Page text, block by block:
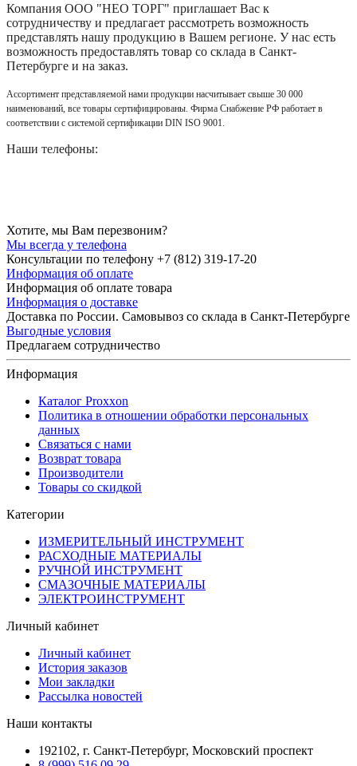
Компания ООО "НЕО ТОРГ" приглашает Вас к
сотрудничеству и предлагает рассмотреть возможность
представлять нашу продукцию в Вашем регионе. У нас есть
возможность предоставлять товар со склада в Санкт-
Петербурге и на заказ.
Ассортимент представляемой нами продукции насчитывает свыше 30 000
наименований, все товары сертифицированы. Фирма Снабжение РФ работает в
соответствии с системой сертификации DIN ISO 9001.
Наши телефоны:
Хотите, мы Вам перезвоним?
Мы всегда у телефона
Консультации по телефону +7 (812) 319-17-20
Информация об оплате
Информация об оплате товара
Информация о доставке
Доставка по России. Самовывоз со склада в Санкт-Петербурге
Выгодные условия
Предлагаем сотрудничество
Информация
Каталог Proxxon
Политика в отношении обработки персональных
данных
Связаться с нами
Возврат товара
Производители
Товары со скидкой
Категории
ИЗМЕРИТЕЛЬНЫЙ ИНСТРУМЕНТ
РАСХОДНЫЕ МАТЕРИАЛЫ
РУЧНОЙ ИНСТРУМЕНТ
СМАЗОЧНЫЕ МАТЕРИАЛЫ
ЭЛЕКТРОИНСТРУМЕНТ
Личный кабинет
Личный кабинет
История заказов
Мои закладки
Рассылка новостей
Наши контакты
192102, г. Санкт-Петербург, Московский проспект